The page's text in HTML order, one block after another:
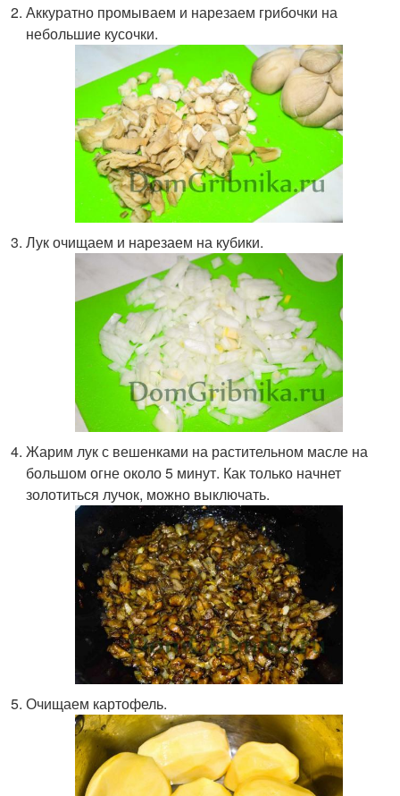
Аккуратно промываем и нарезаем грибочки на
небольшие кусочки.
Лук очищаем и нарезаем на кубики.
Жарим лук с вешенками на растительном масле на
большом огне около 5 минут. Как только начнет
золотиться лучок, можно выключать.
Очищаем картофель.